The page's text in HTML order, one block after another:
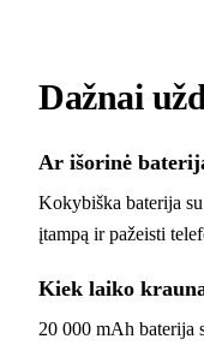
Dažnai
Ar išorinė
Kokybiška baterija
įtampą ir pažeisti
Kiek laiko
20 000 mAh baterija